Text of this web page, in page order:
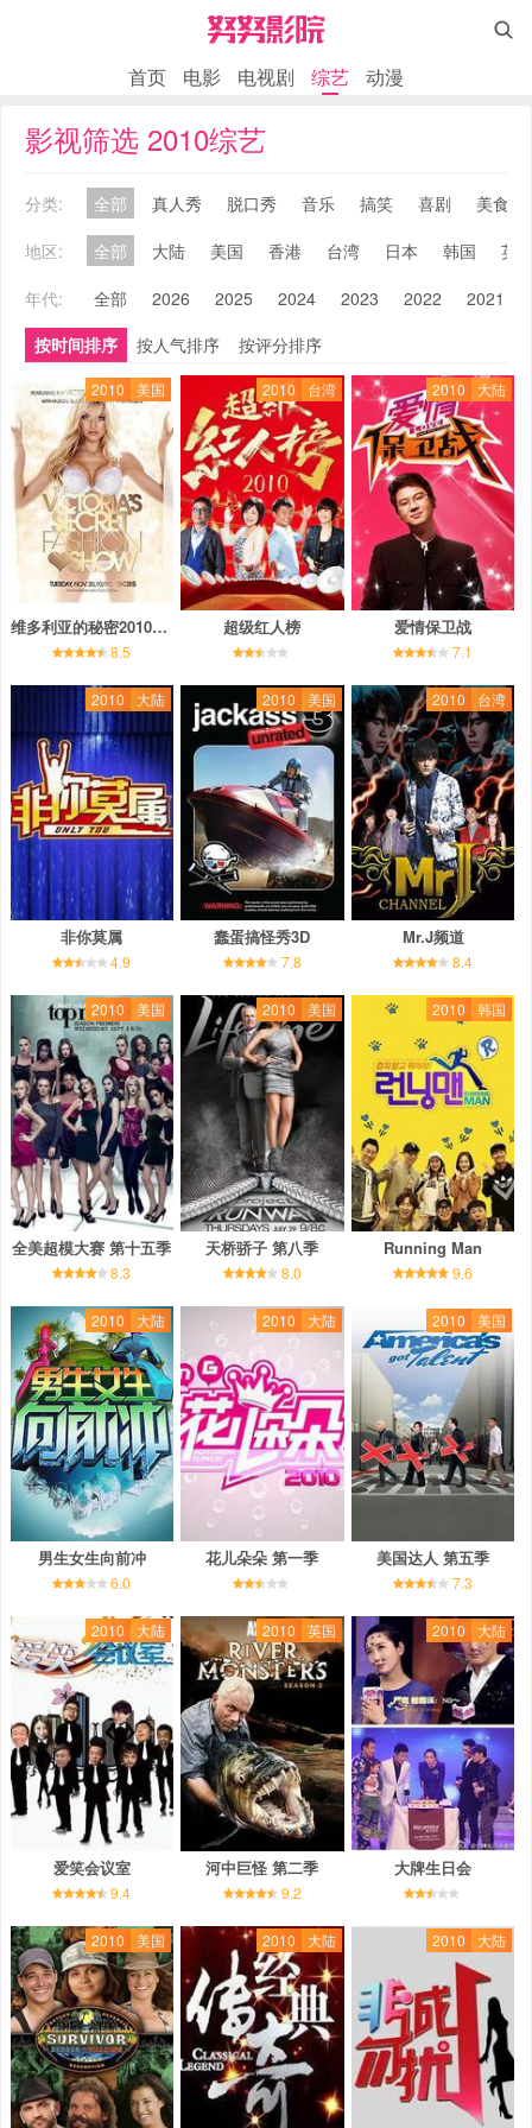

首页 电影 电视剧 综艺 动漫
影视筛选 2010综艺
分类: 全部 真人秀 脱口秀 音乐 搞笑 喜剧
美食
地区:
全部 大陆 美国 香港 台湾 日本 韩国
英
年代:
全部 2026 2025 2024 2023 2022 2021
按时间排序
按人气排序 按评分排序
2010 美国
维多利亚的秘密2010时装秀
8.5
2010 台湾
超级红人榜
2010 大陆
爱情保卫战
7.1
2010 大陆
非你莫属
4.9
2010 美国
蠢蛋搞怪秀3D
7.8
2010 台湾
Mr.J频道
8.4
2010 美国
全美超模大赛 第十五季
8.3
2010 美国
天桥骄子 第八季
8.0
2010 韩国
Running Man
9.6
2010 大陆
男生女生向前冲
6.0
2010 大陆
花儿朵朵 第一季
2010 美国
美国达人 第五季
7.3
2010 大陆
爱笑会议室
9.4
2010 英国
河中巨怪 第二季
9.2
2010 大陆
大牌生日会
2010 美国 2010 大陆 2010 大陆